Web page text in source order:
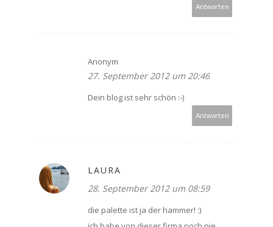
Antworten
Anonym
27. September 2012 um 20:46
Dein blog ist sehr schön :-)
Antworten
LAURA
28. September 2012 um 08:59
die palette ist ja der hammer! :)